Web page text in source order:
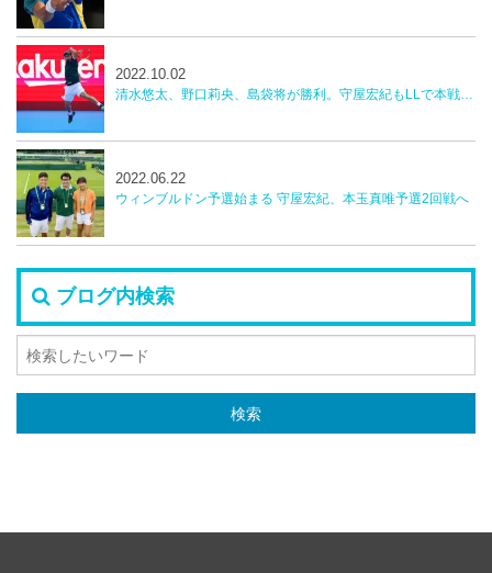
清水悠太、野口莉央、島袋将が勝利。守屋宏紀もLLで本戦へ！【楽天ジャパンオープンテニス】
2022.10.02
ウィンブルドン予選始まる 守屋宏紀、本玉真唯予選2回戦へ
2022.06.22
ブログ内検索